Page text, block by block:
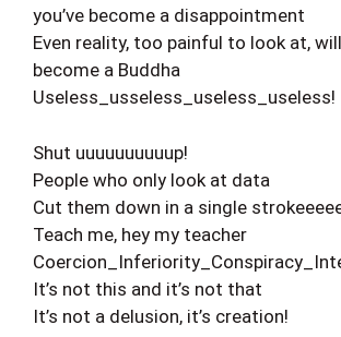
you’ve become a disappointment
Even reality, too painful to look at,
become a Buddha
Useless_usseless_useless_useless!
Shut uuuuuuuuuup!
People who only look at data
Cut them down in a single
Teach me, hey my teacher
It’s not this and it’s not that
It’s not a delusion, it’s creation!